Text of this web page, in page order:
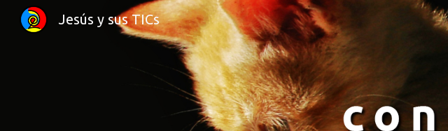
Skip to main content
Jesús y sus TICs